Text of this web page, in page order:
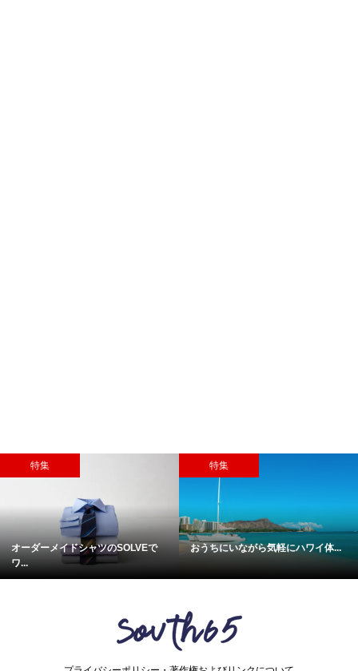
おうちにいながら気軽にハワイ体... ＜動画あり＞『お茶と眠りの